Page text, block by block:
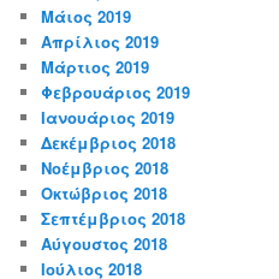
Μάιος 2019
Απρίλιος 2019
Μάρτιος 2019
Φεβρουάριος 2019
Ιανουάριος 2019
Δεκέμβριος 2018
Νοέμβριος 2018
Οκτώβριος 2018
Σεπτέμβριος 2018
Αύγουστος 2018
Ιούλιος 2018